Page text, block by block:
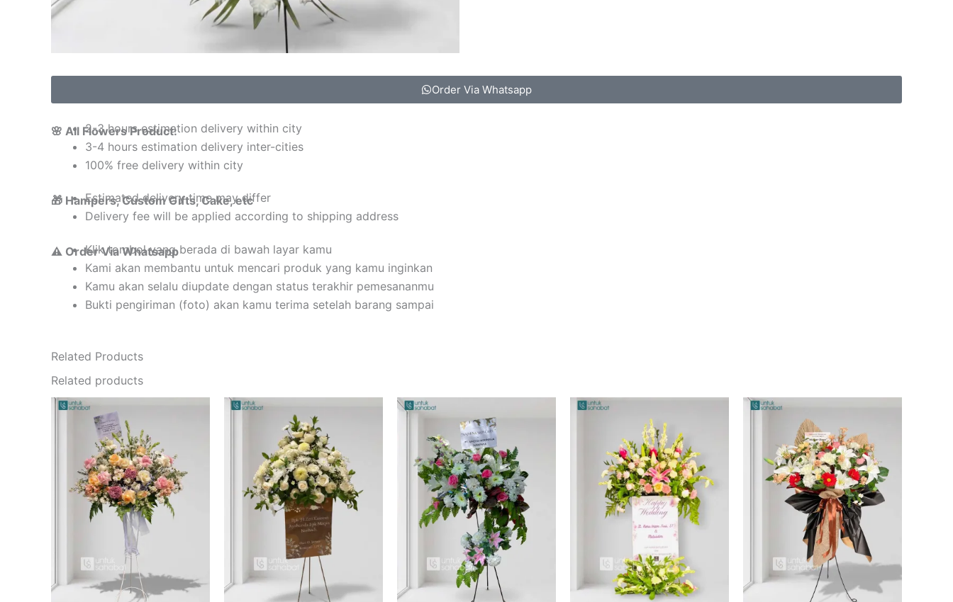
Order Via Whatsapp
🌸 All Flowers Product:
2-3 hours estimation delivery within city
3-4 hours estimation delivery inter-cities
100% free delivery within city
🎁 Hampers, Custom Gifts, Cake, etc
Estimated delivery time may differ
Delivery fee will be applied according to shipping address
⚠️ Order Via Whatsapp
Klik tombol yang berada di bawah layar kamu
Kami akan membantu untuk mencari produk yang kamu inginkan
Kamu akan selalu diupdate dengan status terakhir pemesananmu
Bukti pengiriman (foto) akan kamu terima setelah barang sampai
Related Products
Related products